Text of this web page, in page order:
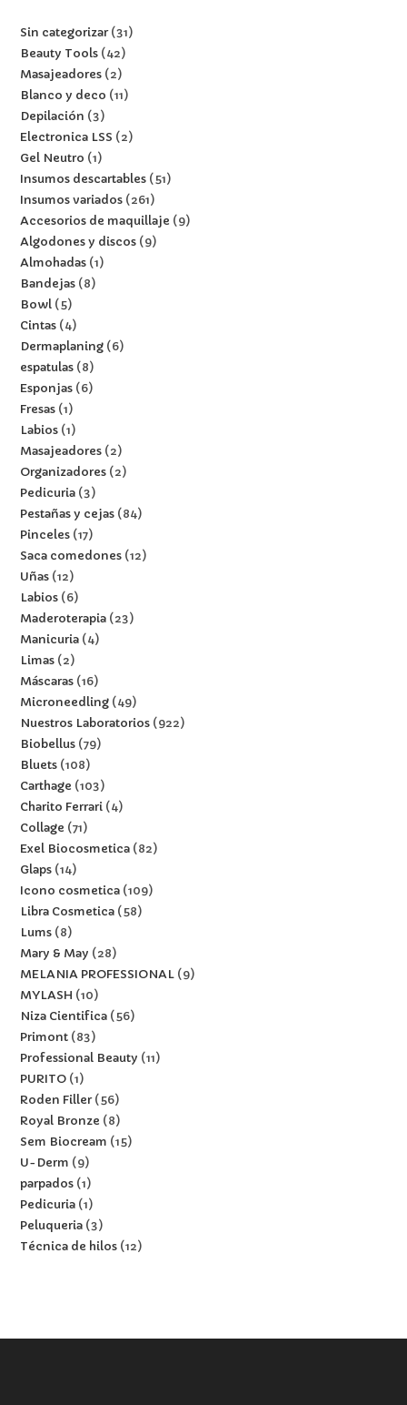
Sin categorizar 31
Beauty Tools 42
Masajeadores 2
Blanco y deco
11
Depilación
3
Electronica LSS
2
Gel Neutro
1
Insumos descartables 51
Insumos variados 261
Accesorios de maquillaje
9
Algodones y discos 9
Almohadas 1
Bandejas 8
Bowl 5
Cintas 4
Dermaplaning 6
espatulas 8
Esponjas 6
Fresas 1
Labios 1
Masajeadores 2
Organizadores 2
Pedicuria 3
Pestañas y cejas 84
Pinceles 17
Saca comedones 12
Uñas 12
Labios 6
Maderoterapia 23
Manicuria 4
Limas 2
Máscaras 16
Microneedling 49
Nuestros Laboratorios 922
Biobellus 79
Bluets 108
Carthage
103
Charito Ferrari 4
Collage
71
Exel Biocosmetica 82
Glaps 14
Icono cosmetica 109
Libra Cosmetica 58
Lums 8
Mary & May
28
MELANIA PROFESSIONAL 9
MYLASH
10
Niza Cientifica 56
Primont 83
Professional Beauty
11
PURITO 1
Roden Filler 56
Royal Bronze
8
Sem Biocream
15
U-Derm
9
parpados 1
Pedicuria 1
Peluqueria 3
Técnica de hilos 12